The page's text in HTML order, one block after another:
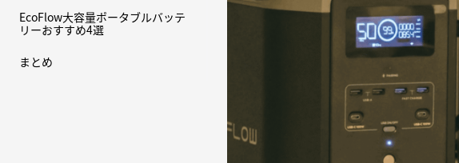
EcoFlow大容量ポータブルバッテ
リーおすすめ4選
まとめ